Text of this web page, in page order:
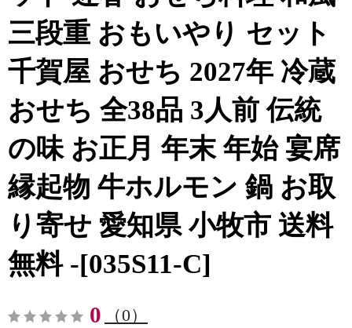
三段重 おもいやり セット
千賀屋 おせち 2027年 冷蔵
おせち 全38品 3人前 伝統
の味 お正月 年末 年始 宴席
縁起物 牛ホルモン 鍋 お取
り寄せ 愛知県 小牧市 送料
無料 -[035S11-C]
0 （0）